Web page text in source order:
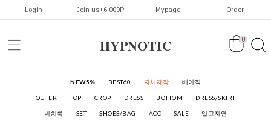
Login Join us+6,000P Mypage Order
HYPNOTIC 0
NEW5% BEST60 자체제작 베이직
OUTER TOP CROP DRESS BOTTOM DRESS/SKIRT
비치룩 SET SHOES/BAG ACC SALE 입고지연